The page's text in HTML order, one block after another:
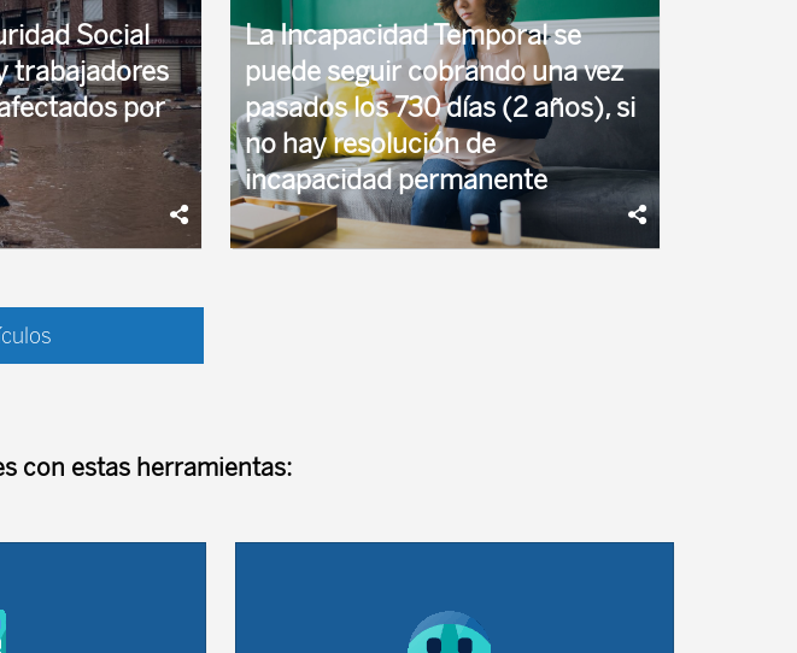
Social
trabajadores
por
15% para los
Vital (IMV) y de
La Incapacidad Temporal se
puede seguir cobrando una vez
pasados los 730 días (2 años), si
no hay resolución de
incapacidad permanente
con estas herramientas: